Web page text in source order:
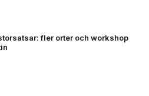
fler orter och workshop